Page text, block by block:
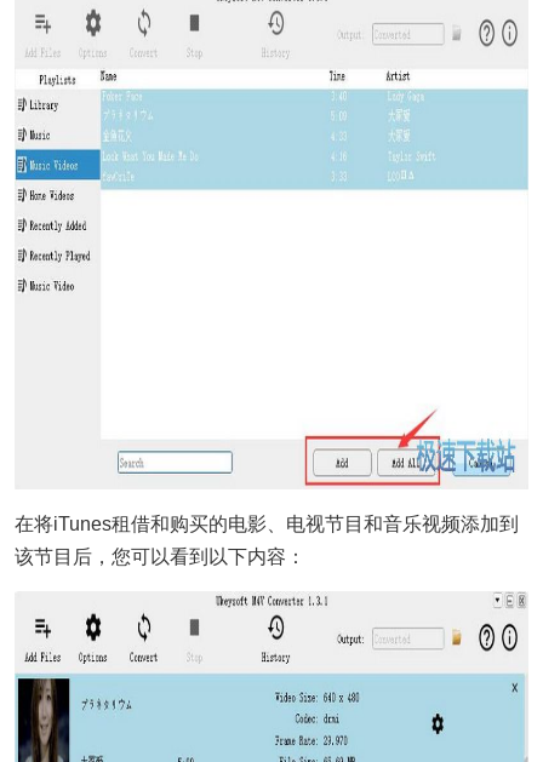
在将iTunes租借和购买的电影、电视节目和音乐视频添加到
该节目后，您可以看到以下内容：